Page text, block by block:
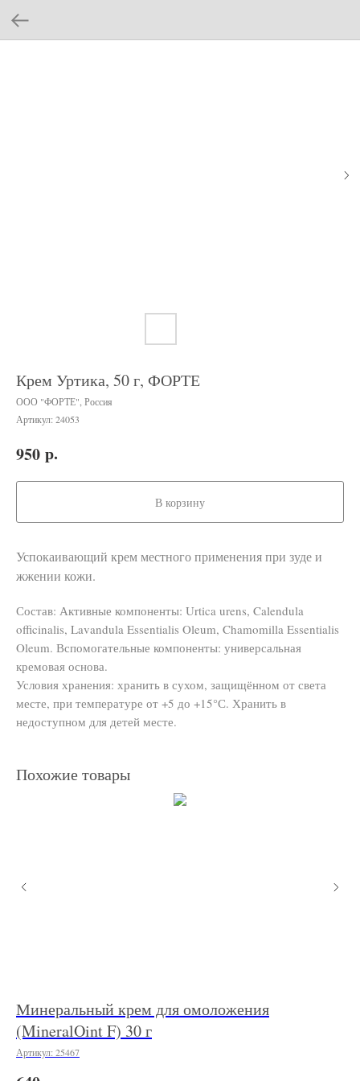
Крем Уртика, 50 г, ФОРТЕ
ООО "ФОРТЕ", Россия
Артикул: 24053
950 р.
В корзину
Успокаивающий крем местного применения при зуде и
жжении кожи.
Состав: Активные компоненты: Urtica urens, Calendula
officinalis, Lavandula Essentialis Oleum, Chamomilla Essentialis
Oleum. Вспомогательные компоненты: универсальная
кремовая основа.
Условия хранения: хранить в сухом, защищённом от света
месте, при температуре от +5 до +15°С. Хранить в
недоступном для детей месте.
Похожие товары
Минеральный крем для омоложения
(MineralOint F) 30 г
Артикул: 25467